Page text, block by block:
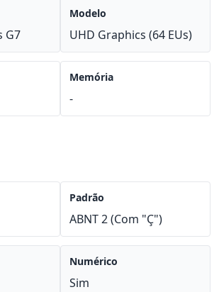
G7
Modelo
UHD Graphics (64 EUs)
Memória
-
Padrão
ABNT 2 (Com "Ç")
Numérico
Sim